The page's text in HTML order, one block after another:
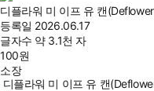
디플라워 미 이프 유 캔
등록일 2026.06.17
글자수 약 3.1천 자
100원
소장
디플라워 미 이프 유 캔